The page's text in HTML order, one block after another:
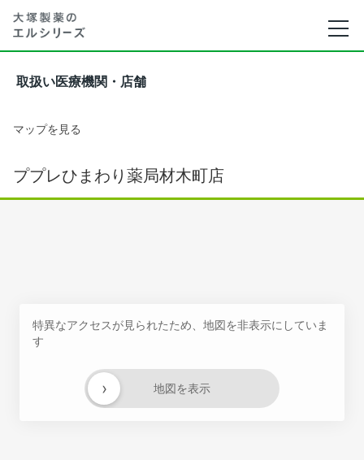
取扱い医療機関・店舗
マップを見る
ププレひまわり薬局材木町店
特異なアクセスが見られたため、地図を非表示にしていま
す
地図を表示
›